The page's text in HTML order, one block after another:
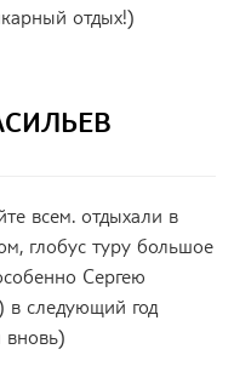
отдых!)
всем. отдыхали в
глобус туру большое
Сергею
в следующий год
вновь)